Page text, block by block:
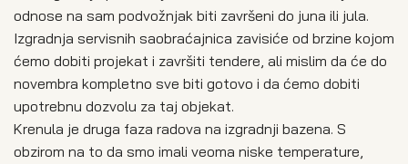
odnose na sam podvožnjak biti završeni do juna ili jula.
Izgradnja servisnih saobraćajnica zavisiće od brzine kojom
ćemo dobiti projekat i završiti tendere, ali mislim da će do
novembra kompletno sve biti gotovo i da ćemo dobiti
upotrebnu dozvolu za taj objekat.
Krenula je druga faza radova na izgradnji bazena. S
obzirom na to da smo imali veoma niske temperature,